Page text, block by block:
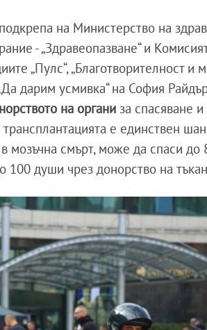
на Министерство на
- „Здравеопазване“ и
„Пулс“, „Благотворителност и
дарим усмивка“ на София
на органи за спасяване
е единствен
мозъчна смърт, може да спаси
100 души чрез донорство на